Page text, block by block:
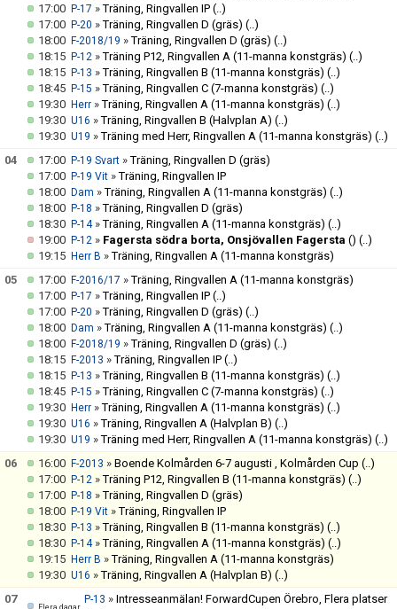
17:00 P-17 »Träning, Ringvallen IP (..)
17:00 P-20 »Träning, Ringvallen D (gräs) (..)
18:00 F-2018/19 »Träning, Ringvallen D (gräs) (..)
18:15 P-12 »Träning P12, Ringvallen A (11-manna konstgräs) (..)
18:15 P-13 »Träning, Ringvallen B (11-manna konstgräs) (..)
18:45 P-15 »Träning, Ringvallen C (7-manna konstgräs) (..)
19:30 Herr »Träning, Ringvallen A (11-manna konstgräs) (..)
19:30 U16 »Träning, Ringvallen B (Halvplan A) (..)
19:30 U19 »Träning med Herr, Ringvallen A (11-manna konstgräs) (..)
04
17:00 P-19 Svart »Träning, Ringvallen D (gräs)
17:00 P-19 Vit »Träning, Ringvallen IP
18:00 Dam »Träning, Ringvallen A (11-manna konstgräs) (..)
18:00 P-18 »Träning, Ringvallen D (gräs)
18:30 P-14»Träning, Ringvallen A (11-manna konstgräs) (..)
19:00 P-12 » Fagersta södra borta, Onsjövallen Fagersta () (..)
19:15 Herr B »Träning, Ringvallen A (11-manna konstgräs)
05
17:00 F-2016/17 »Träning, Ringvallen A (11-manna konstgräs)
17:00 P-17 »Träning, Ringvallen IP (..)
17:00 P-20 »Träning, Ringvallen D (gräs) (..)
18:00 Dam »Träning, Ringvallen A (11-manna konstgräs) (..)
18:00 F-2018/19 »Träning, Ringvallen D (gräs) (..)
18:15 F-2013 »Träning, Ringvallen IP (..)
18:15 P-13 »Träning, Ringvallen B (11-manna konstgräs) (..)
18:45 P-15 »Träning, Ringvallen C (7-manna konstgräs) (..)
19:30 Herr »Träning, Ringvallen A (11-manna konstgräs) (..)
19:30 U16 »Träning, Ringvallen A (Halvplan B) (..)
19:30 U19 »Träning med Herr, Ringvallen A (11-manna konstgräs) (..)
06
16:00 F-2013 » Boende Kolmården 6-7 augusti , Kolmården Cup (..)
17:00 P-12 »Träning P12, Ringvallen B (11-manna konstgräs) (..)
17:00 P-18 »Träning, Ringvallen D (gräs)
18:00 P-19 Vit »Träning, Ringvallen IP
18:30 P-13 »Träning, Ringvallen B (11-manna konstgräs) (..)
18:30 P-14»Träning, Ringvallen A (11-manna konstgräs) (..)
19:15 Herr B »Träning, Ringvallen A (11-manna konstgräs)
19:30 U16 »Träning, Ringvallen A (Halvplan B) (..)
07
Flera dagar
P-13 » Intresseanmälan! ForwardCupen Örebro, Flera platser